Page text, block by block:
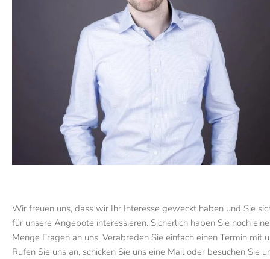
Wir freuen uns, dass wir Ihr Interesse geweckt haben und Sie
für unsere Angebote interessieren. Sicherlich haben Sie noch eine
Menge Fragen an uns. Verabreden Sie einfach einen Termin mit
Rufen Sie uns an, schicken Sie uns eine Mail oder besuchen Sie